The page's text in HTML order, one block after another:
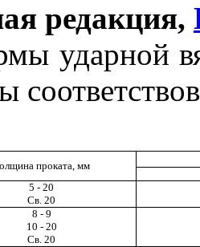
редакция,
ударной
проката, мм
5 - 20
Св. 20
8 - 9
10 - 20
Св. 20